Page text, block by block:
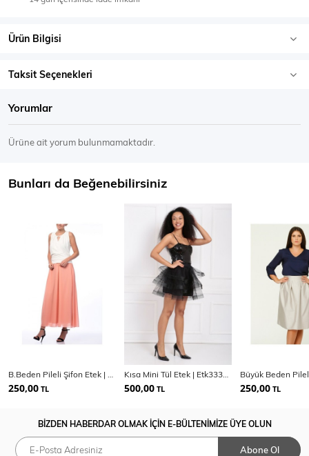
Ürün Bilgisi
Taksit Seçenekleri
Yorumlar
Ürüne ait yorum bulunmamaktadır.
Bunları da Beğenebilirsiniz
250,00 TL 500,00 TL 250,00 TL
BİZDEN HABERDAR OLMAK İÇİN E-BÜLTENİMİZE ÜYE OLUN
Abone Ol